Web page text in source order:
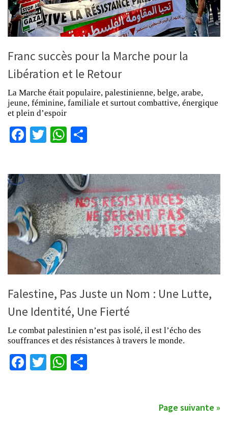
Franc succès pour la Marche pour la
Libération et le Retour
La Marche était populaire, palestinienne, belge, arabe,
jeune, féminine, familiale et surtout combattive, énergique
et plein d’espoir
Facebook
TwitterWhatsApp
Falestine, Pas Juste un Nom : Une Lutte,
Une Identité, Une Fierté
Le combat palestinien n’est pas isolé, il est l’écho des
souffrances et des résistances à travers le monde.
Facebook
TwitterWhatsApp
Page suivante »